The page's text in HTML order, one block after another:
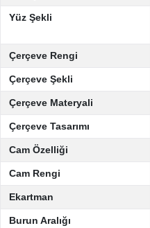
Yüz Şekli
Çerçeve Rengi
Çerçeve Şekli
Çerçeve Materyali
Çerçeve Tasarımı
Cam Özelliği
Cam Rengi
Ekartman
Burun Aralığı